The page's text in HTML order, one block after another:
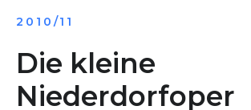
2010/11
Die kleine
Niederdorfoper